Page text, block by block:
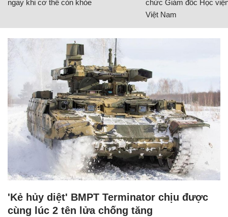
ngay khi cơ thể còn khỏe
chức Giám đốc Học
Việt Nam
'Kẻ hủy diệt' BMPT Terminator chịu được
cùng lúc 2 tên lửa chống tăng